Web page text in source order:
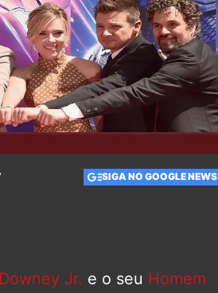
SIGA NO GOOGLE NEWS
Jr. e o seu Homem